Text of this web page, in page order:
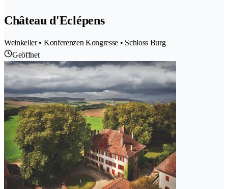
Château d'Eclépens
Weinkeller • Konferenzen Kongresse • Schloss Burg
Geöffnet